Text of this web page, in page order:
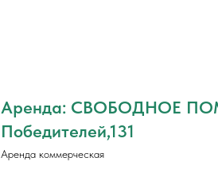
Аренда: СВОБОДНОЕ
Победителей,131
Аренда коммерческая